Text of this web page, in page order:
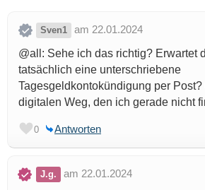
Sven1
am 22.01.2024
@all: Sehe ich das richtig? Erwartet
tatsächlich eine unterschriebene
Tagesgeldkontokündigung per
digitalen Weg, den ich gerade nicht
0 Antworten
J.g.
am 22.01.2024